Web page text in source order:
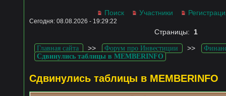
Поиск Участники
Сегодня: 08.08.2026 - 19:29:22
Страницы: 1
Главная сайта >> Форум про Инвестиции >>
Сдвинулись таблицы в MEMBERINFO
Сдвинулись таблицы в MEMBERINFO